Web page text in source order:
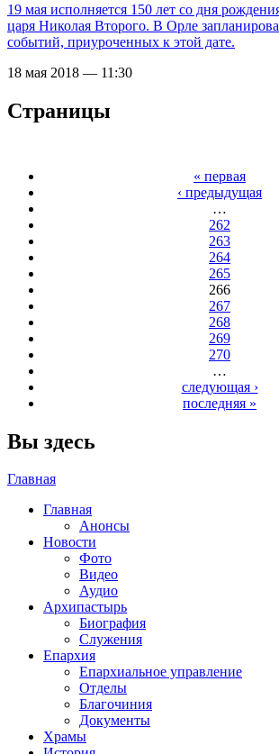
19 мая исполняется 150 лет со дня
царя Николая Второго. В Орле
событий, приуроченных к этой дате.
18 мая 2018 — 11:30
Страницы
« первая
‹ предыдущая
…
262
263
264
265
266
267
268
269
270
…
следующая ›
последняя »
Вы здесь
Главная
Главная
Анонсы
Новости
Фото
Видео
Аудио
Архипастырь
Биография
Служения
Епархия
Епархиальное управление
Отделы
Благочиния
Документы
Храмы